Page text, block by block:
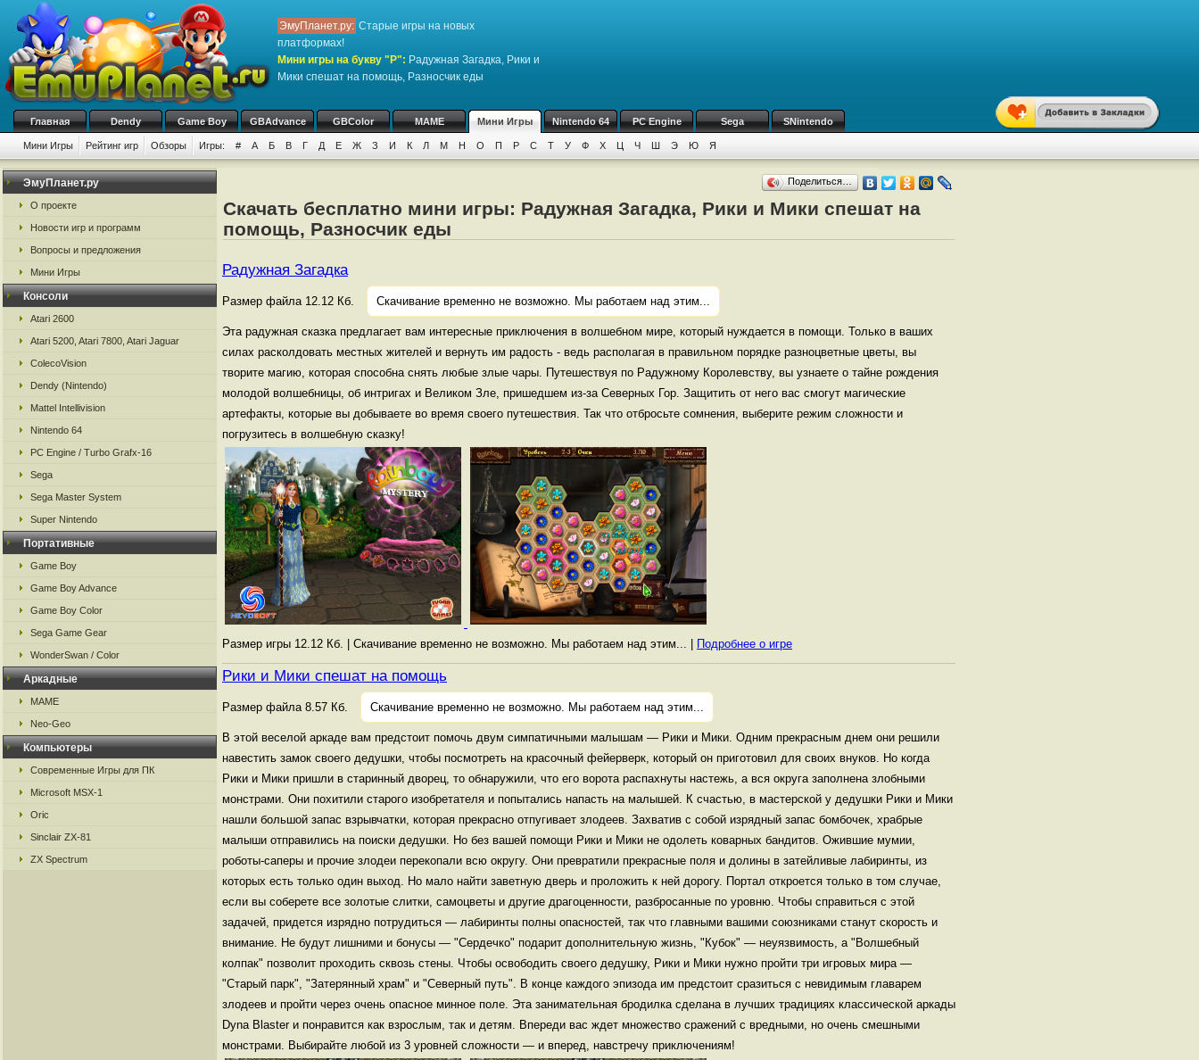
ЭмуПланет.ру: Старые игры на новых
платформах!
Мини игры на букву "Р": Радужная Загадка, Рики и
Мики спешат на помощь, Разносчик еды
Главная Dendy Game Boy GBAdvance GBColor MAME Мини Игры Nintendo 64 PC Engine Sega SNintendo
Мини Игры Рейтинг игр Обзоры Игры: # А Б В Г Д Е Ж З И К Л М Н О П Р С Т У Ф Х Ц Ч Ш Э Ю Я
ЭмуПланет.ру
О проекте
Новости игр и программ
Вопросы и предложения
Мини Игры
Консоли
Atari 2600
Atari 5200, Atari 7800, Atari Jaguar
ColecoVision
Dendy (Nintendo)
Mattel Intellivision
Nintendo 64
PC Engine / Turbo Grafx-16
Sega
Sega Master System
Super Nintendo
Портативные
Game Boy
Game Boy Advance
Game Boy Color
Sega Game Gear
WonderSwan / Color
Аркадные
MAME
Neo-Geo
Компьютеры
Современные Игры для ПК
Microsoft MSX-1
Oric
Sinclair ZX-81
ZX Spectrum
Поделиться…
Скачать бесплатно мини игры: Радужная Загадка, Рики и Мики спешат на
помощь, Разносчик еды
Радужная Загадка
Размер файла 12.12 Кб. Скачивание временно не возможно. Мы работаем над этим...
Эта радужная сказка предлагает вам интересные приключения в волшебном мире, который нуждается в помощи. Только в ваших
силах расколдовать местных жителей и вернуть им радость - ведь располагая в правильном порядке разноцветные цветы, вы
творите магию, которая способна снять любые злые чары. Путешествуя по Радужному Королевству, вы узнаете о тайне рождения
молодой волшебницы, об интригах и Великом Зле, пришедшем из-за Северных Гор. Защитить от него вас смогут магические
артефакты, которые вы добываете во время своего путешествия. Так что отбросьте сомнения, выберите режим сложности и
погрузитесь в волшебную сказку!
Размер игры 12.12 Кб. | Скачивание временно не возможно. Мы работаем над этим... | Подробнее о игре
Рики и Мики спешат на помощь
Размер файла 8.57 Кб. Скачивание временно не возможно. Мы работаем над этим...
В этой веселой аркаде вам предстоит помочь двум симпатичными малышам — Рики и Мики. Одним прекрасным днем они решили
навестить замок своего дедушки, чтобы посмотреть на красочный фейерверк, который он приготовил для своих внуков. Но когда
Рики и Мики пришли в старинный дворец, то обнаружили, что его ворота распахнуты настежь, а вся округа заполнена злобными
монстрами. Они похитили старого изобретателя и попытались напасть на малышей. К счастью, в мастерской у дедушки Рики и Мики
нашли большой запас взрывчатки, которая прекрасно отпугивает злодеев. Захватив с собой изрядный запас бомбочек, храбрые
малыши отправились на поиски дедушки. Но без вашей помощи Рики и Мики не одолеть коварных бандитов. Ожившие мумии,
роботы-саперы и прочие злодеи перекопали всю округу. Они превратили прекрасные поля и долины в затейливые лабиринты, из
которых есть только один выход. Но мало найти заветную дверь и проложить к ней дорогу. Портал откроется только в том случае,
если вы соберете все золотые слитки, самоцветы и другие драгоценности, разбросанные по уровню. Чтобы справиться с этой
задачей, придется изрядно потрудиться — лабиринты полны опасностей, так что главными вашими союзниками станут скорость и
внимание. Не будут лишними и бонусы — "Сердечко" подарит дополнительную жизнь, "Кубок" — неуязвимость, а "Волшебный
колпак" позволит проходить сквозь стены. Чтобы освободить своего дедушку, Рики и Мики нужно пройти три игровых мира —
"Старый парк", "Затерянный храм" и "Северный путь". В конце каждого эпизода им предстоит сразиться с невидимым главарем
злодеев и пройти через очень опасное минное поле. Эта занимательная бродилка сделана в лучших традициях классической аркады
Dyna Blaster и понравится как взрослым, так и детям. Впереди вас ждет множество сражений с вредными, но очень смешными
монстрами. Выбирайте любой из 3 уровней сложности — и вперед, навстречу приключениям!